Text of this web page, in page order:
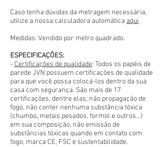
Caso tenha dúvidas da metragem necessária,
utilize a nossa calculadora automática aqui.
Medidas: Vendido por metro quadrado.
ESPECIFICAÇÕES:
- Certificações de qualidade: Todos os papéis de
parede JVN possuem certificações de qualidade
para que você possa colocá-los dentro da sua
casa com segurança. São mais de 17
certificações, dentre elas: não propagação de
fogo, não conter nenhuma substância tóxica
(chumbo, metais pesados, formol e outros...)
em sua composição, não emissão de
substâncias tóxicas quando em contato com
fogo, marca CE, FSC e sustentabilidade.